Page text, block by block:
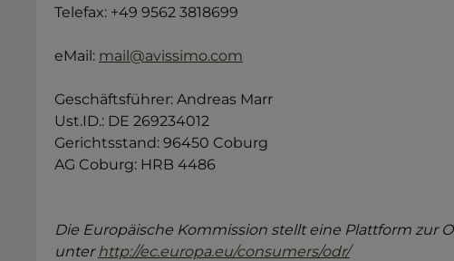
Telefax: +49 9562 3818699
eMail: mail@avissimo.com
Geschäftsführer: Andreas Marr
Ust.ID.: DE 269234012
Gerichtsstand: 96450 Coburg
AG Coburg: HRB 4486
Die Europäische Kommission stellt eine Plattform zur
unterhttp://ec.europa.eu/consumers/odr/